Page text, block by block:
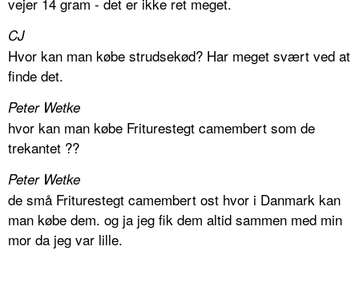
CJ
Hvor kan man købe strudsekød? Har meget svært ved at
finde det.
Peter Wetke
hvor kan man købe Friturestegt camembert som de
trekantet ??
Peter Wetke
de små Friturestegt camembert ost hvor i Danmark kan
man købe dem. og ja jeg fik dem altid sammen med min
mor da jeg var lille.